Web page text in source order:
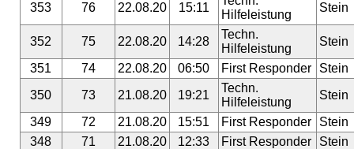
353
76 22.08.20 15:11
Hilfeleistung
Stein
352 75 22.08.20 14:28
Techn.
Hilfeleistung
Stein
351
74 22.08.20 06:50 First Responder
Stein
350
73 21.08.20 19:21
Techn.
Hilfeleistung
Stein
349
72 21.08.20 15:51 First Responder
Stein
348
71 21.08.20 12:33 First Responder
Stein